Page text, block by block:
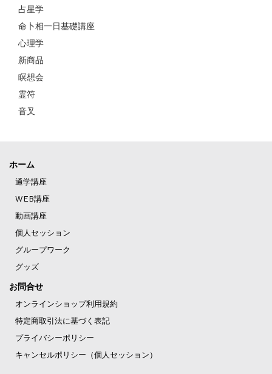
占星学
命卜相一日基礎講座
心理学
新商品
瞑想会
霊符
音叉
ホーム
通学講座
WEB講座
動画講座
個人セッション
グループワーク
グッズ
お問合せ
オンラインショップ利用規約
特定商取引法に基づく表記
プライバシーポリシー
キャンセルポリシー（個人セッション）